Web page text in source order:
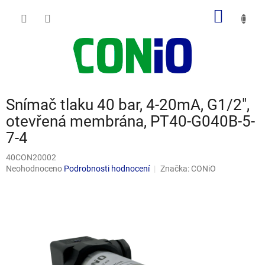
Snímač tlaku 40 bar, 4-20mA, G1/2",
otevřená membrána, PT40-G040B-5-
7-4
40CON20002
Průměrné
Neohodnoceno Podrobnosti hodnocení Značka:CONiO